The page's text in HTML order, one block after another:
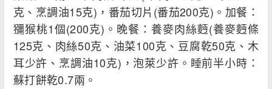
克、烹調油15克)，番茄切片(番茄200克)。加餐：
獼猴桃1個(200克)。晚餐：養麥肉絲麪(養麥麪條
125克、肉絲50克、油菜100克、豆腐乾50克、木
耳少許、烹調油10克)，泡萊少許。睡前半小時：
蘇打餅乾0.7兩。